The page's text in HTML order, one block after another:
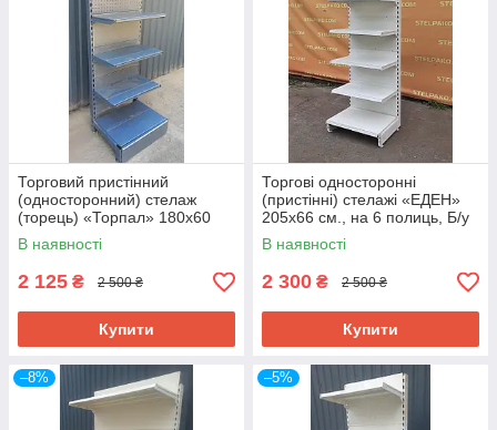
Торговий пристінний
(односторонний) стелаж
(торець) «Торпал» 180х60
см., RAL-7024, Б/у
В наявності
2 125 ₴ 2 500 ₴
Купити
Торгові односторонні
(пристінні) стелажі «ЕДЕН»
205х66 см., на 6 полиць, Б/у
В наявності
2 300 ₴ 2 500 ₴
Купити
–8% –5%